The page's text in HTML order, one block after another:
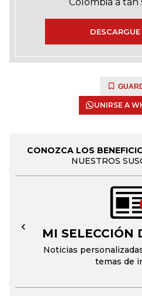
UNIRSE A
CONOZCA LOS
NUESTROS
MI SELECCIÓN
Noticias
temas de
←